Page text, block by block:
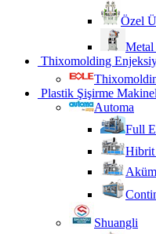
Özel
Metal
Thixomolding
Plastik Şişirme
Automa
Full
Hibrit
Shuangli